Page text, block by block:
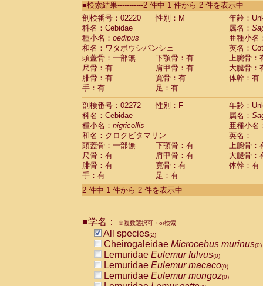
CebidaeSaguinus labiatus(0)
Cebidae Saguinus leucopus (0)
Cebidae
Cebidae
CebidaeSaguinus nigricollis (1)
Cebidae Saguinus oedipus
Cebidae Saguinus weddelli
Cebidae Saguinusspp.
Cebidae Aotus trivirgatus
Cebidae Cebus albifrons
Cebidae
CebidaeCebus capucinus
CebidaeCebus nigrivittatus
Cebidae Cebusspp.(0)
Cebidae Saimiri boliviensis
Cebidae Saimiri sciureus
Atelidae Alouatta caraya
AtelidaeAlouatta fusca
AtelidaeAlouatta seniculus
AtelidaeAteles belzebuth
AtelidaeAteles geoffroyi
AtelidaeAteles paniscus(0)
AtelidaeAtelesspp. (0)
AtelidaeLagothrix lagothricha
AtelidaeLagothrix lagothricha cana
PitheciidaeCacajao calvus
■検索結果-----------2 件中 1 件から 2 件を表示中
剖検番号：02220
性別：M
年齢：
科名：Cebidae
属名：
種小名： oedipus
亜種小名
和名：ワタボウシパンシェ
英名：
頭蓋骨：一部無
下顎骨：有
上腕骨：
尺骨：有
肩甲骨：有
大腿骨：
腓骨：有
寛骨：有
体幹：有
手：有
足：有
剖検番号：02272
性別：F
年齢：
科名：Cebidae
属名：
種小名： nigricollis
亜種小名
和名：クロクビタマリン
英名：
頭蓋骨：一部無
下顎骨：有
上腕骨：
尺骨：有
肩甲骨：有
大腿骨：
腓骨：有
寛骨：有
体幹：有
手：有
足：有
2 件中 1 件から 2 件を表示中
■学名： ※複数選択可・or検索
All species(2)
Cheirogaleidae Microcebus murinus(0)
Lemuridae Eulemur fulvus(0)
Lemuridae Eulemur macaco(0)
Lemuridae Eulemur mongoz(0)